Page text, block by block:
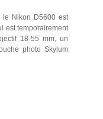
le Nikon D5600 est
est temporairement
18-55 mm, un
photo Skylum